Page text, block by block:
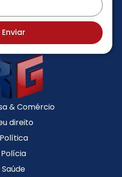
Enviar
& Comércio
direito
Política
Polícia
Saúde